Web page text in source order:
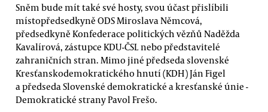
Sněm bude mít také své hosty, svou účast přislíbili
místopředsedkyně ODS Miroslava Němcová,
předsedkyně Konfederace politických vězňů Naděžda
Kavalírová, zástupce KDU-ČSL nebo představitelé
zahraničních stran. Mimo jiné předseda slovenské
Kresťanskodemokratického hnutí (KDH) Ján Figel
a předseda Slovenské demokratické a kresťanské únie -
Demokratické strany Pavol Frešo.